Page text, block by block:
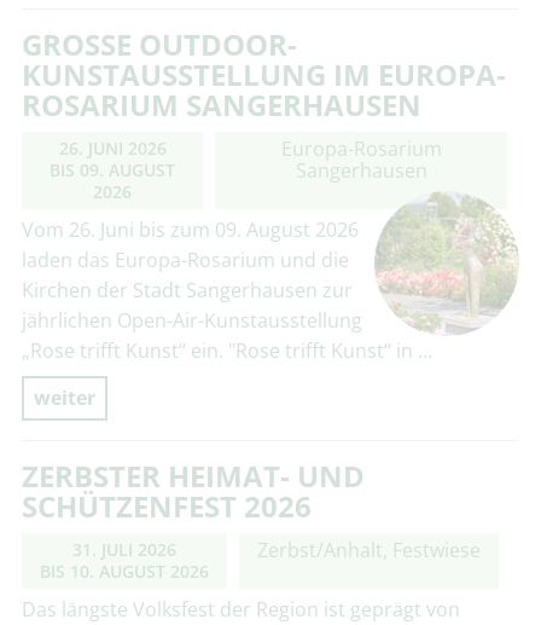
GROSSE OUTDOOR-K
UNSTAUSSTELLUNG IM EUROPA-R
OSARIUM SANGERHAUSEN
26. JUNI 2026
BIS 09. AUGUST
2026
Europa-Rosarium
Sangerhausen
Vom 26. Juni bis zum 09. August 2026
laden das Europa-Rosarium und die
Kirchen der Stadt Sangerhausen zur
jährlichen Open-Air-Kunstausstellung
„Rose trifft Kunst“ ein. "Rose trifft Kunst“ in …
weiter
ZERBSTER HEIMAT- UND
SCHÜTZENFEST 2026
31. JULI 2026
BIS 10. AUGUST 2026
Zerbst/Anhalt, Festwiese
Das längste Volksfest der Region ist geprägt von